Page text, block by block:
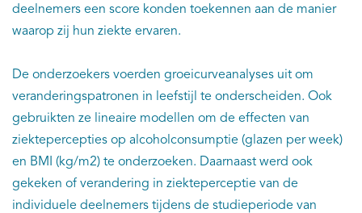
deelnemers een score konden toekennen aan de manier
waarop zij hun ziekte ervaren.
De onderzoekers voerden groeicurveanalyses uit om
veranderingspatronen in leefstijl te onderscheiden. Ook
gebruikten ze lineaire modellen om de effecten van
ziektepercepties op alcoholconsumptie (glazen per week)
en BMI (kg/m2) te onderzoeken. Daarnaast werd ook
gekeken of verandering in ziekteperceptie van de
individuele deelnemers tijdens de studieperiode van